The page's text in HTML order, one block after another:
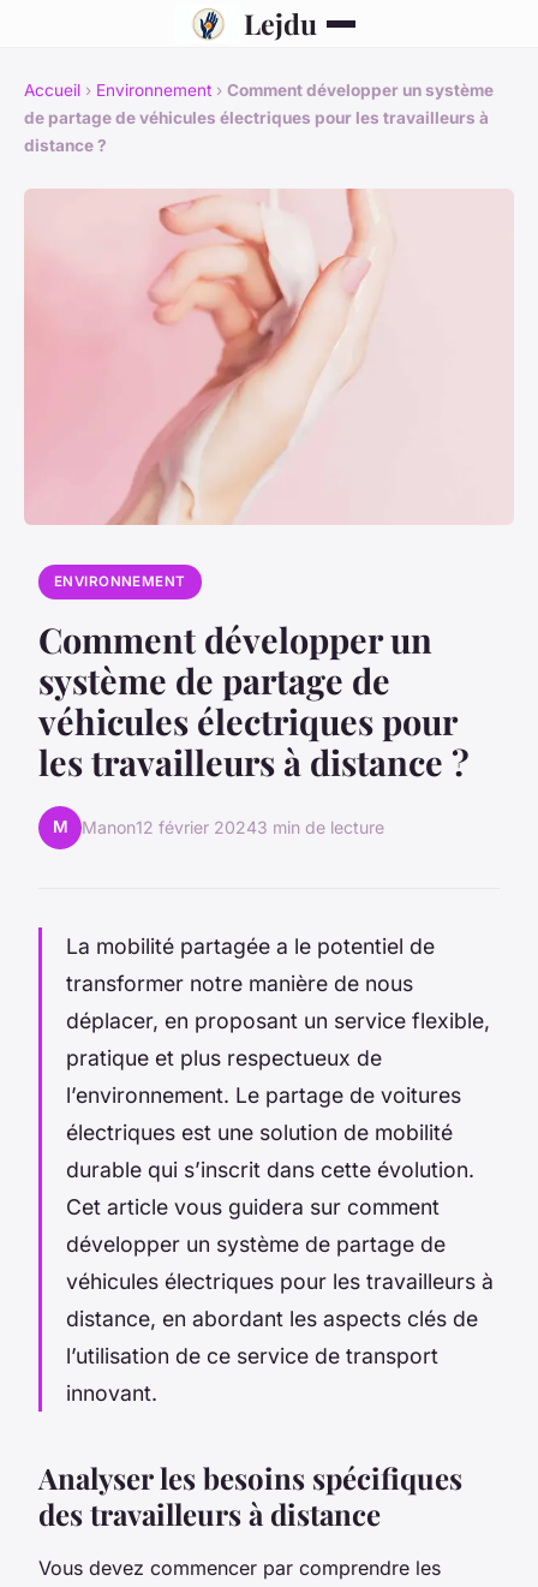
Lejdu
Accueil › Environnement › Comment développer un système
de partage de véhicules électriques pour les travailleurs à
distance ?
ENVIRONNEMENT
Comment développer un
système de partage de
véhicules électriques pour
les travailleurs à distance ?
M Manon12 février 20243 min de lecture
La mobilité partagée a le potentiel de
transformer notre manière de nous
déplacer, en proposant un service flexible,
pratique et plus respectueux de
l’environnement. Le partage de voitures
électriques est une solution de mobilité
durable qui s’inscrit dans cette évolution.
Cet article vous guidera sur comment
développer un système de partage de
véhicules électriques pour les travailleurs à
distance, en abordant les aspects clés de
l’utilisation de ce service de transport
innovant.
Analyser les besoins spécifiques
des travailleurs à distance
Vous devez commencer par comprendre les